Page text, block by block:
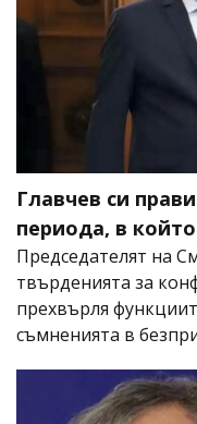
Главчев си
периода, в
Председателят на
твърденията за
прехвърля
съмненията в